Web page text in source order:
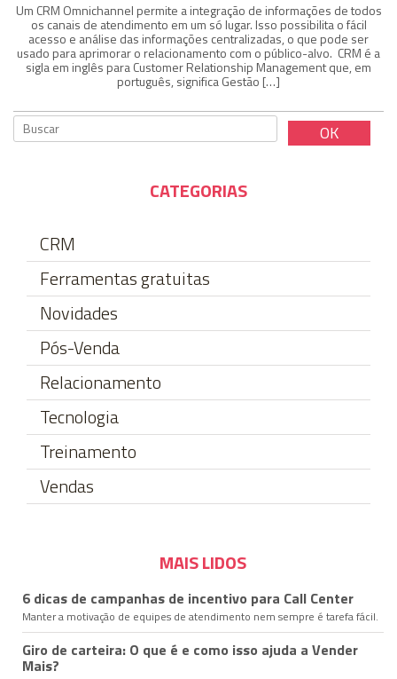
Um CRM Omnichannel permite a integração de informações de todos
os canais de atendimento em um só lugar. Isso possibilita o fácil
acesso e análise das informações centralizadas, o que pode ser
usado para aprimorar o relacionamento com o público-alvo. CRM é a
sigla em inglês para Customer Relationship Management que, em
português, significa Gestão […]
CATEGORIAS
CRM
Ferramentas gratuitas
Novidades
Pós-Venda
Relacionamento
Tecnologia
Treinamento
Vendas
MAIS LIDOS
6 dicas de campanhas de incentivo para Call Center
Manter a motivação de equipes de atendimento nem sempre é tarefa fácil.
Giro de carteira: O que é e como isso ajuda a Vender
Mais?